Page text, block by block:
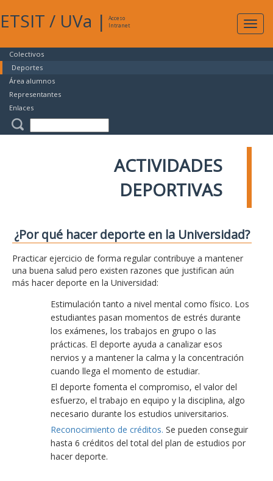
ETSIT / UVa |
Acceso
Intranet
Colectivos
Deportes
Área alumnos
Representantes
Enlaces
ACTIVIDADES
DEPORTIVAS
¿Por qué hacer deporte en la Universidad?
Practicar ejercicio de forma regular contribuye a mantener
una buena salud pero existen razones que justifican aún
más hacer deporte en la Universidad:
Estimulación tanto a nivel mental como físico. Los
estudiantes pasan momentos de estrés durante
los exámenes, los trabajos en grupo o las
prácticas. El deporte ayuda a canalizar esos
nervios y a mantener la calma y la concentración
cuando llega el momento de estudiar.
El deporte fomenta el compromiso, el valor del
esfuerzo, el trabajo en equipo y la disciplina, algo
necesario durante los estudios universitarios.
Reconocimiento de créditos. Se pueden conseguir
hasta 6 créditos del total del plan de estudios por
hacer deporte.